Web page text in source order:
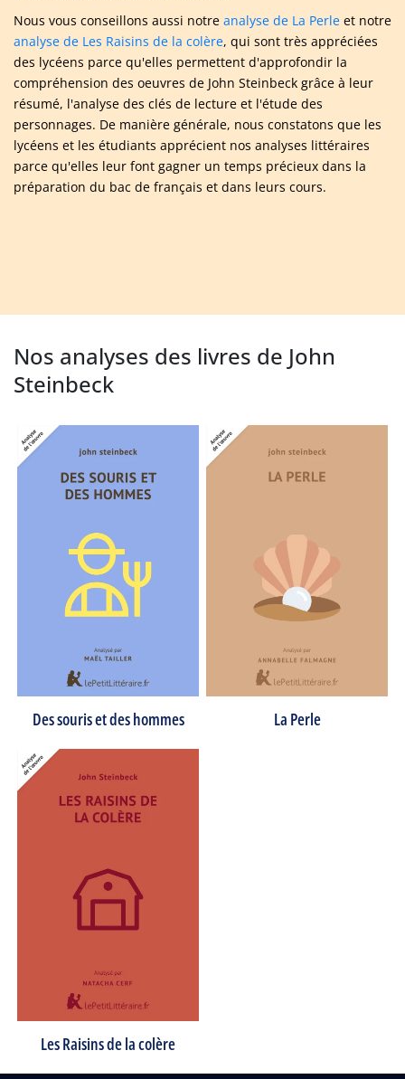
Nous vous conseillons aussi notre analyse de La Perle et notre
analyse de Les Raisins de la colère, qui sont très appréciées
des lycéens parce qu'elles permettent d'approfondir la
compréhension des oeuvres de John Steinbeck grâce à leur
résumé, l'analyse des clés de lecture et l'étude des
personnages. De manière générale, nous constatons que les
lycéens et les étudiants apprécient nos analyses littéraires
parce qu'elles leur font gagner un temps précieux dans la
préparation du bac de français et dans leurs cours.
Nos analyses des livres de John
Steinbeck
Des souris et des hommes La Perle
Les Raisins de la colère